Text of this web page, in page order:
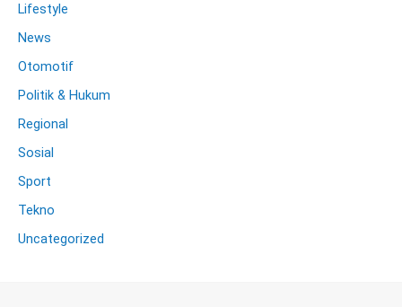
Lifestyle
News
Otomotif
Politik & Hukum
Regional
Sosial
Sport
Tekno
Uncategorized